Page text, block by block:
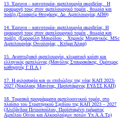
13. Έρευνα – καινοτομία- αμπελουργία ακριβείας. Η
εφαρμογή τους στον αμπελουργικό τομέα , θεωρία και
πράξη.(Σεραφείμ Θεοχάρης, Δρ. Αμπελουργίας ΑΠΘ)
14. Έρευνα – καινοτομία- αμπελουργία ακριβείας. Η
εφαρμογή τους στον αμπελουργικό τομέα , θεωρία και
πράξη. (Εμορφίλη Μαυρίδου , Χημικός Μηχανικός, MSc
Αμπελουργίας Οινολογίας , Κτήμα Άλφα)
15. Αναπτυξιακή αμπελουργία, κλιματική κρίση και
ελληνικός αμπελώνας (Μανόλης Σταυρακάκης, Ομότιμος
καθηγητής Γ.Π.Α.)
17. Η φιλοσοφία και οι επιδιώξεις της νέας ΚΑΠ 2023-
2027 (Νικόλαος Μανέτας, Προϊστάμενος ΕΥΔ ΣΣ ΚΑΠ)
18. Tομεακά προγράμματα αμπελοοινικού τομέα, στο
πλαίσιο του Στρατηγικού Σχεδίου της ΚΑΠ 2023 – 2027
(Αλεξάνδρα Πετροπούλου, Προϊσταμένη τμήματος
Αμπέλου Οίνου και Αλκοολούχων ποτών Υπ.Α.Α.Τρ)